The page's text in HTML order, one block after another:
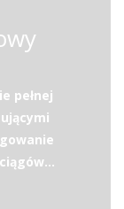
pełnej